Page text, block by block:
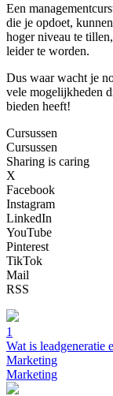
Een
die je opdoet,
hoger niveau te
leider te worden.
Dus waar wacht je
vele mogelijkheden
bieden heeft!
Cursussen
Cursussen
Sharing is caring
X
Facebook
Instagram
LinkedIn
YouTube
Pinterest
TikTok
Mail
RSS
1
Wat is leadgeneratie
Marketing
Marketing